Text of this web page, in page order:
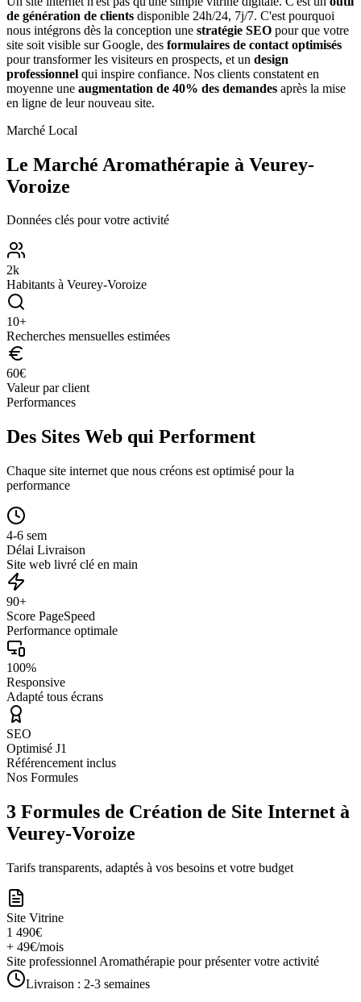
de génération de clients disponible 24h/24, 7j/7. C'est pourquoi
nous intégrons dès la conception une stratégie SEO pour que votre
site soit visible sur Google, des formulaires de contact optimisés
pour transformer les visiteurs en prospects, et un design
professionnel qui inspire confiance. Nos clients constatent en
moyenne une augmentation de 40% des demandes après la mise
en ligne de leur nouveau site.
Marché Local
Le Marché Aromathérapie à Veurey-
Voroize
Données clés pour votre activité
2k
Habitants à Veurey-Voroize
10+
Recherches mensuelles estimées
60€
Valeur par client
Performances
Des Sites Web qui Performent
Chaque site internet que nous créons est optimisé pour la
performance
4-6 sem
Délai Livraison
Site web livré clé en main
90+
Score PageSpeed
Performance optimale
100%
Responsive
Adapté tous écrans
SEO
Optimisé J1
Référencement inclus
Nos Formules
3 Formules de Création de Site Internet à
Veurey-Voroize
Tarifs transparents, adaptés à vos besoins et votre budget
Site Vitrine
1 490€
+ 49€/mois
Site professionnel Aromathérapie pour présenter votre activité
Livraison : 2-3 semaines